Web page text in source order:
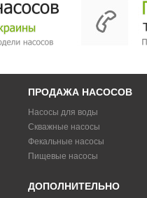
ПРОДАЖА НАСОСОВ
Насосы для воды
Скважные насосы
Фекальные насосы
Пищевые насосы
ДОПОЛНИТЕЛЬНО